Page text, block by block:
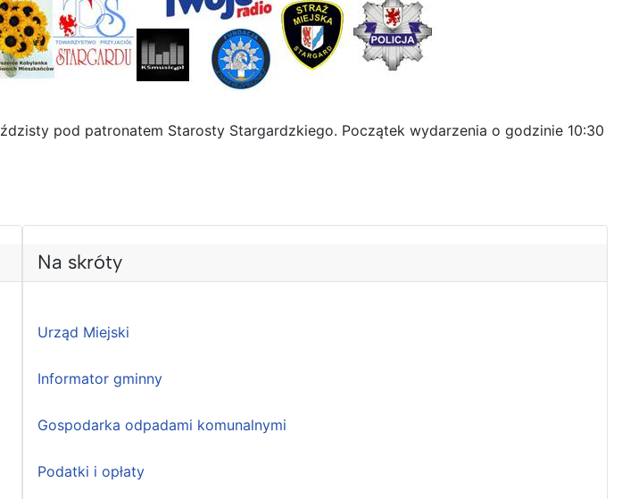
pod patronatem Starosty Stargardzkiego. Początek wydarzenia o godzinie 10:30
Na skróty
Urząd Miejski
Informator gminny
Gospodarka odpadami komunalnymi
Podatki i opłaty